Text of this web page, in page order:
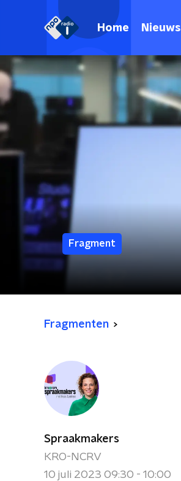
Home Nieuws
Fragment
Fragmenten
Spraakmakers
KRO-NCRV
10 juli 2023 09:30 - 10:00